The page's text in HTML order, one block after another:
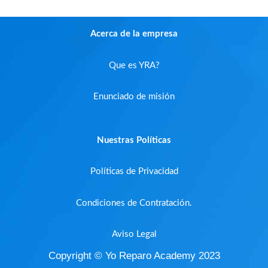
Acerca de la empresa
Que es YRA?
Enunciado de misión
Nuestras Políticas
Políticas de Privacidad
Condiciones de Contratación.
Aviso Legal
Copyright © Yo Reparo Academy 2023